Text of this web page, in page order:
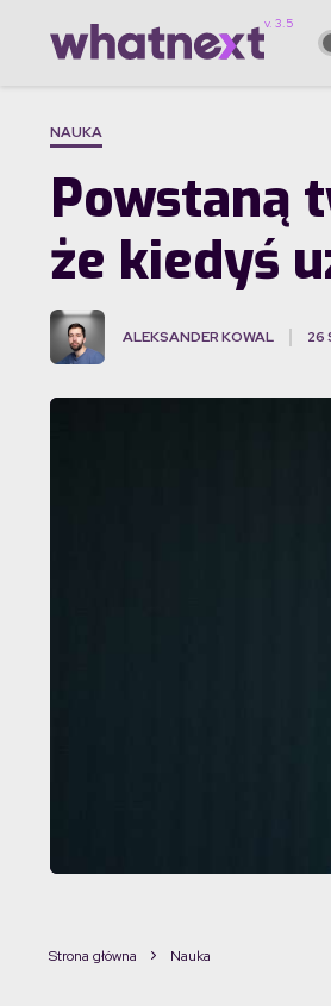
NAUKA
Powstaną
że kiedyś
ALEKSANDER KOWAL 26
Strona główna Nauka